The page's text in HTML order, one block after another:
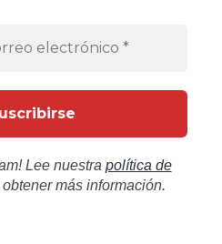
Lee nuestra política de
más información.